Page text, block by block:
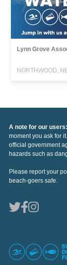
Lynn Grove
NORTHWOOD,
A note for our users:
moment you ask for
official government
hazards such as
Please report your
beach-goers safe.